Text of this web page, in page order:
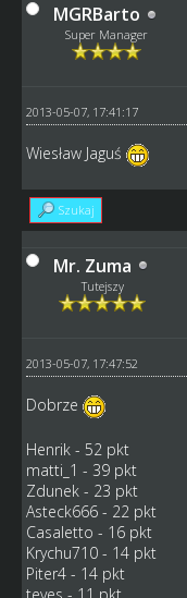
MGRBarto
Super Manager
2013-05-07, 17:41:17
Wiesław Jaguś
Szukaj
Mr. Zuma
Tutejszy
2013-05-07, 17:47:52
Dobrze
Henrik - 52 pkt
matti_1 - 39 pkt
Zdunek - 23 pkt
Asteck666 - 22 pkt
Casaletto - 16 pkt
Krychu710 - 14 pkt
Piter4 - 14 pkt
teves - 11 pkt